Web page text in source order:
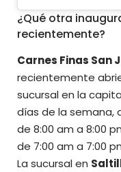
¿Qué otra
recientemente?
Carnes Finas San
recientemente
sucursal en la
días de la semana,
de 8:00 am a 8:00
de 7:00 am a 7:00
La sucursal en